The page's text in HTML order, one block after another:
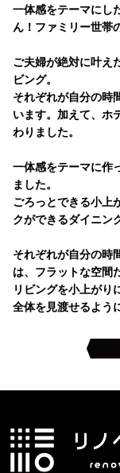
一体感をテーマにし
ん！ファミリー世帯
ご夫婦が絶対に叶え
ビング。
それぞれが自分の時
います。加えて、ホ
わりました。
一体感をテーマに作
ました。
ごろっとできる小上
クができるダイニン
それぞれが自分の時
は、フラットな空間
リビングを小上がり
全体を見渡せるよう